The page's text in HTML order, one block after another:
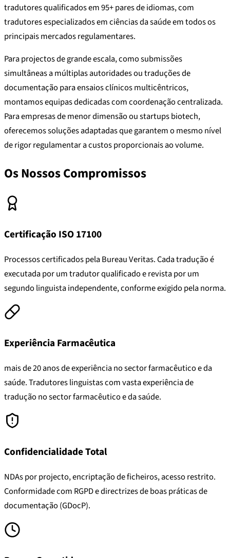
tradutores qualificados em 95+ pares de idiomas, com
tradutores especializados em ciências da saúde em todos os
principais mercados regulamentares.
Para projectos de grande escala, como submissões
simultâneas a múltiplas autoridades ou traduções de
documentação para ensaios clínicos multicêntricos,
montamos equipas dedicadas com coordenação centralizada.
Para empresas de menor dimensão ou startups biotech,
oferecemos soluções adaptadas que garantem o mesmo nível
de rigor regulamentar a custos proporcionais ao volume.
Os Nossos Compromissos
Certificação ISO 17100
Processos certificados pela Bureau Veritas. Cada tradução é
executada por um tradutor qualificado e revista por um
segundo linguista independente, conforme exigido pela norma.
Experiência Farmacêutica
mais de 20 anos de experiência no sector farmacêutico e da
saúde. Tradutores linguistas com vasta experiência de
tradução no sector farmacêutico e da saúde.
Confidencialidade Total
NDAs por projecto, encriptação de ficheiros, acesso restrito.
Conformidade com RGPD e directrizes de boas práticas de
documentação (GDocP).